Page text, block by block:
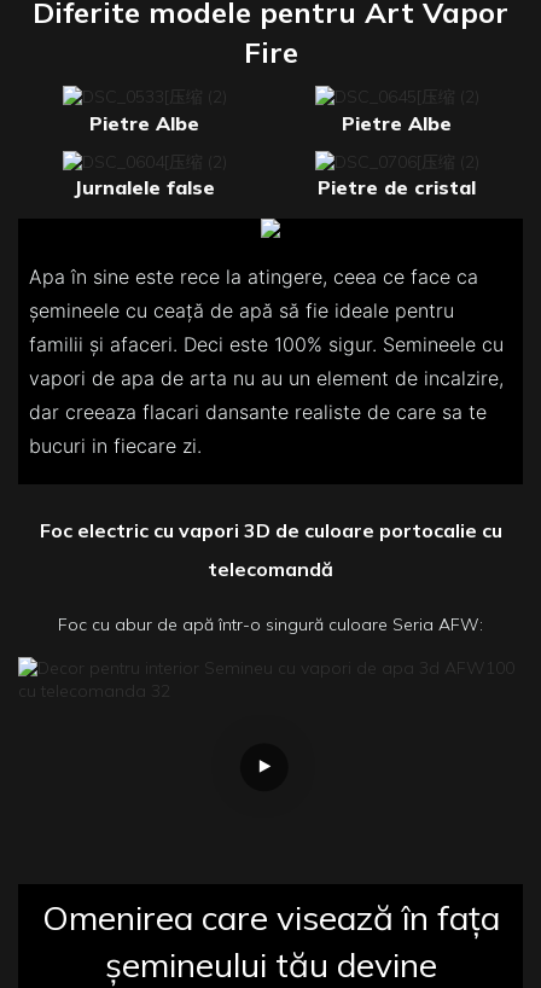
Diferite modele pentru Art Vapor
Fire
Pietre Albe Pietre Albe
Jurnalele false Pietre de cristal
Apa în sine este rece la atingere, ceea ce face ca
șemineele cu ceață de apă să fie ideale pentru
familii și afaceri. Deci este 100% sigur. Semineele cu
vapori de apa de arta nu au un element de incalzire,
dar creeaza flacari dansante realiste de care sa te
bucuri in fiecare zi.
Foc electric cu vapori 3D de culoare portocalie cu
telecomandă
Foc cu abur de apă într-o singură culoare Seria AFW:
Omenirea care visează în fața
șemineului tău devine